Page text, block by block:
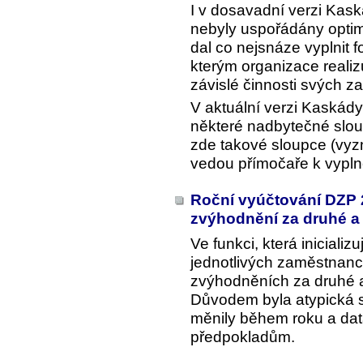
I v dosavadní verzi
nebyly uspořádány
dal co nejsnáze vyplnit
kterým organizace
závislé činnosti svých
V aktuální verzi
některé nadbytečné
zde takové sloupce
vedou přímočaře k
Roční vyúčtování DZP
zvýhodnění za druhé
Ve funkci, která
jednotlivých
zvýhodněních za druhé
Důvodem byla atypická
měnily během roku a
předpokladům.